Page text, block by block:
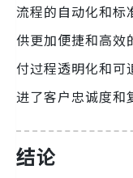
流程的自动化和标
供更加便捷和高效
付过程透明化和可
进了客户忠诚度和
结论